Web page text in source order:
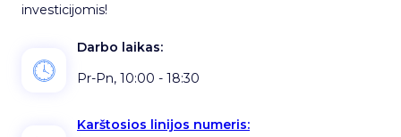
investicijomis!
Darbo laikas:
Pr-Pn, 10:00 - 18:30
Karštosios linijos numeris: